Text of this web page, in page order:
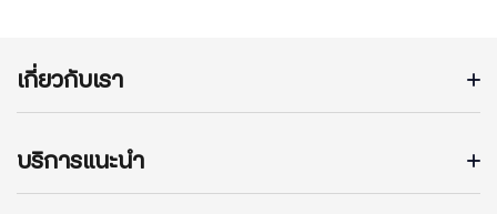
เกี่ยวกับเรา
บริการแนะนำ